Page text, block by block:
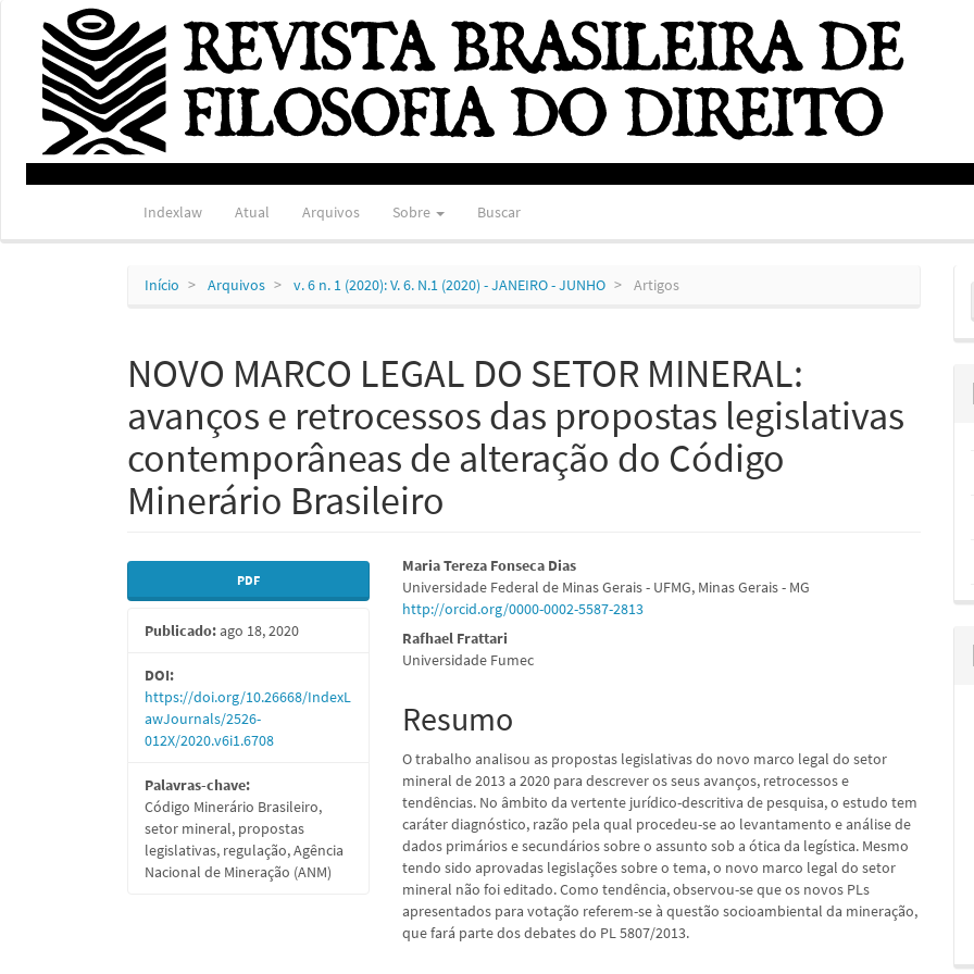
Navegação
Principal
Conteúdo
principal
Barra
Lateral
Indexlaw Atual Arquivos Sobre Buscar
Início Arquivos v. 6 n. 1 (2020): V. 6. N.1 (2020) - JANEIRO - JUNHO Artigos
NOVO MARCO LEGAL DO SETOR MINERAL:
avanços e retrocessos das propostas legislativas
contemporâneas de alteração do Código
Minerário Brasileiro
Barra
lateral
de
artigos
PDF
Publicado:ago 18, 2020
DOI:
https://doi.org/10.26668/IndexL
awJournals/2526-
012X/2020.v6i1.6708
Palavras-chave:
Código Minerário Brasileiro,
setor mineral, propostas
legislativas, regulação, Agência
Nacional de Mineração (ANM)
Conteúdo
do
artigo
principal
Maria Tereza Fonseca Dias
Universidade Federal de Minas Gerais - UFMG, Minas Gerais - MG
http://orcid.org/0000-0002-5587-2813
Rafhael Frattari
Universidade Fumec
Resumo
O trabalho analisou as propostas legislativas do novo marco legal do setor
mineral de 2013 a 2020 para descrever os seus avanços, retrocessos e
tendências. No âmbito da vertente jurídico-descritiva de pesquisa, o estudo tem
caráter diagnóstico, razão pela qual procedeu-se ao levantamento e análise de
dados primários e secundários sobre o assunto sob a ótica da legística. Mesmo
tendo sido aprovadas legislações sobre o tema, o novo marco legal do setor
mineral não foi editado. Como tendência, observou-se que os novos PLs
apresentados para votação referem-se à questão socioambiental da mineração,
que fará parte dos debates do PL 5807/2013.